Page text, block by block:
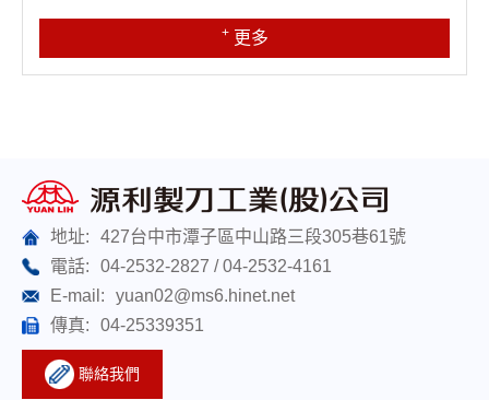
+ 更多
地址:
427台中市潭子區中山路三段305巷61號
電話:
04-2532-2827
04-2532-4161
E-mail:
yuan02@ms6.hinet.net
傳真:
04-25339351
聯絡我們